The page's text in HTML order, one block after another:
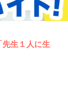
生１人に生